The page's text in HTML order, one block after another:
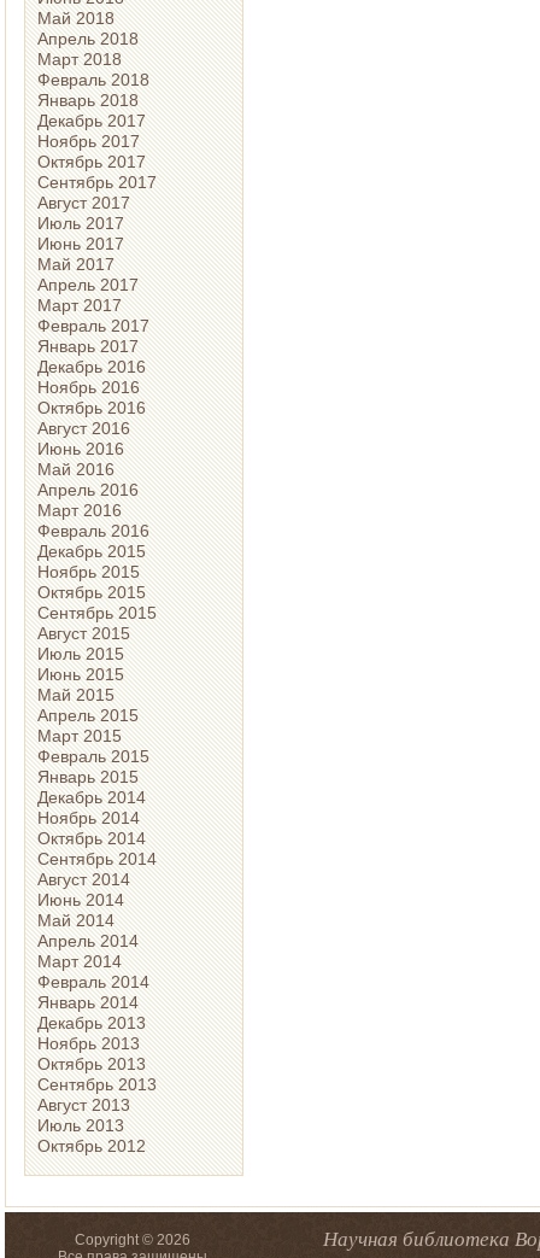
Май 2018
Апрель 2018
Март 2018
Февраль 2018
Январь 2018
Декабрь 2017
Ноябрь 2017
Октябрь 2017
Сентябрь 2017
Август 2017
Июль 2017
Июнь 2017
Май 2017
Апрель 2017
Март 2017
Февраль 2017
Январь 2017
Декабрь 2016
Ноябрь 2016
Октябрь 2016
Август 2016
Июнь 2016
Май 2016
Апрель 2016
Март 2016
Февраль 2016
Декабрь 2015
Ноябрь 2015
Октябрь 2015
Сентябрь 2015
Август 2015
Июль 2015
Июнь 2015
Май 2015
Апрель 2015
Март 2015
Февраль 2015
Январь 2015
Декабрь 2014
Ноябрь 2014
Октябрь 2014
Сентябрь 2014
Август 2014
Июнь 2014
Май 2014
Апрель 2014
Март 2014
Февраль 2014
Январь 2014
Декабрь 2013
Ноябрь 2013
Октябрь 2013
Сентябрь 2013
Август 2013
Июль 2013
Октябрь 2012
Copyright © 2026
Научная библиотека